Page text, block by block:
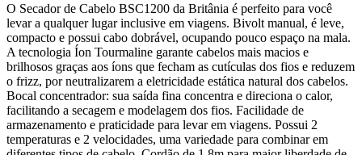
O Secador de Cabelo BSC1200 da Britânia é perfeito para você
levar a qualquer lugar inclusive em viagens. Bivolt manual, é leve,
compacto e possui cabo dobrável, ocupando pouco espaço na mala.
A tecnologia Íon Tourmaline garante cabelos mais macios e
brilhosos graças aos íons que fecham as cutículas dos fios e reduzem
o frizz, por neutralizarem a eletricidade estática natural dos cabelos.
Bocal concentrador: sua saída fina concentra e direciona o calor,
facilitando a secagem e modelagem dos fios. Facilidade de
armazenamento e praticidade para levar em viagens. Possui 2
temperaturas e 2 velocidades, uma variedade para combinar em